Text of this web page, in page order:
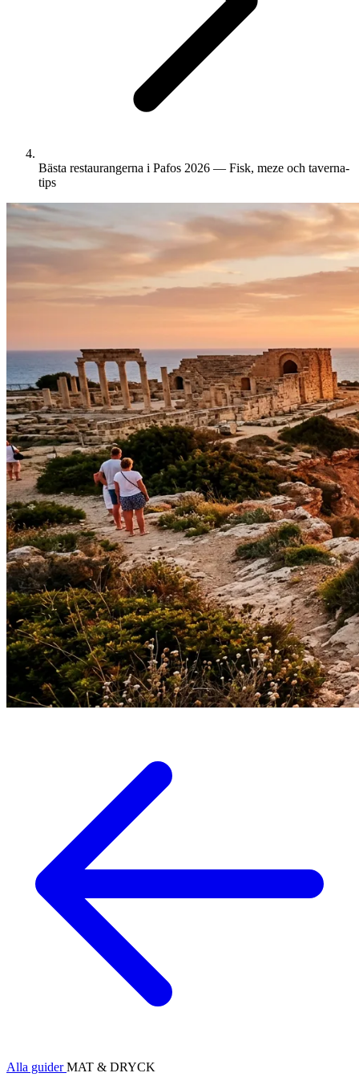
Bästa restaurangerna i Pafos 2026 — Fisk, meze och taverna-
tips
Alla guiderMAT & DRYCK